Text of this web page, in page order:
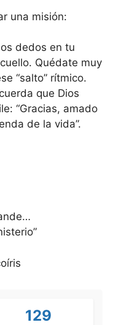
una misión:
dedos en tu
Quédate muy
“salto” rítmico.
que Dios
“Gracias, amado
de la vida”.
129